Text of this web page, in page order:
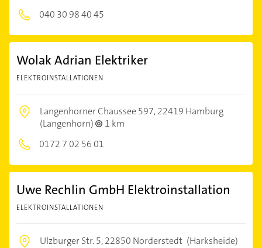
040 30 98 40 45
Wolak Adrian Elektriker
ELEKTROINSTALLATIONEN
Langenhorner Chaussee 597,22419 Hamburg
(Langenhorn)
1 km
0172 7 02 56 01
Uwe Rechlin GmbH Elektroinstallation
ELEKTROINSTALLATIONEN
Ulzburger Str. 5,22850 Norderstedt (Harksheide)